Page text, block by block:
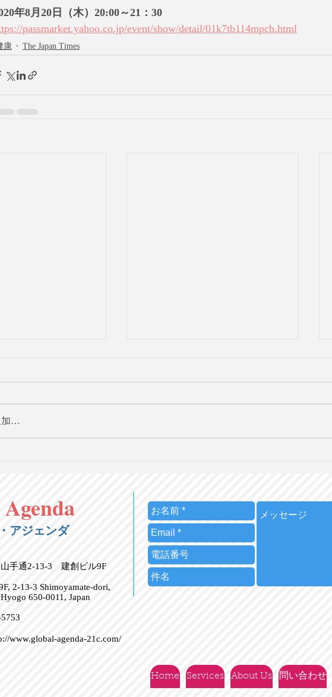
年8月20日（木）20:00～21：30
passmarket.yahoo.co.jp/event/show/detail/01k7tb114mpcb.html
康 The Japan Times
20時＠オンライ
回 9/15（日）20時＠オンラ
イン
加…
アジェンダ
山手通2-13-3 建創ビル9F
2-13-3 Shimoyamate-dori,
650-0011, Japan
www.global-agenda-21c.com/
Home Services About Us 問い合わせ